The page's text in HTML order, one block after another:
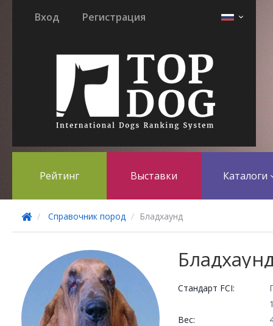
Вход Регистрация
Рейтинг Выставки Каталоги
Справочник пород Бладхаунд
Стандарт FCI:
Вес: